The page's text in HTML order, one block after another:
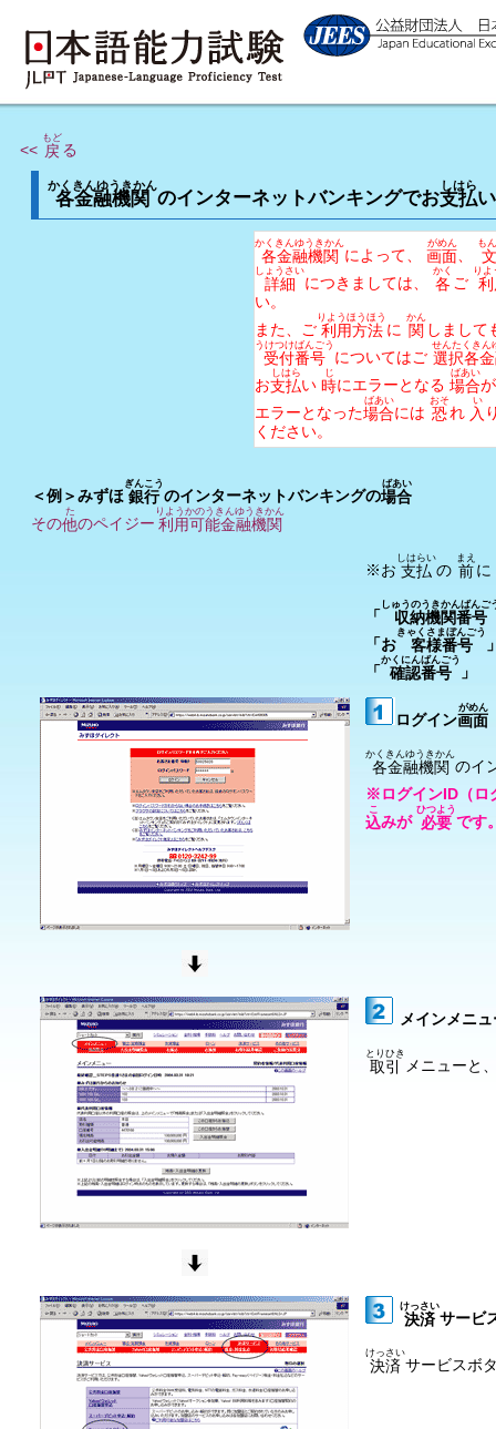
<< 戻
もど
る
各金融機関
かくきんゆうきかん
のインターネットバンキングでお支払
しはら
い
各金融機関
かくきんゆうきかん
によって、 画面
がめん も
詳細
しょうさい
につきましては、 各
かく
ご
り
い。
また、ご 利用方法
りようほうほう
に 関
かん
しまして
受付番号
うけつけばんごう
についてはご 選択各
せんたくきん
お支払
しはら
い 時
じ
にエラーとなる 場合
ばあい
エラーとなった場合
ばあい
には 恐
おそ
れ 入
い
ください。
＜例＞みずほ 銀行
ぎんこう
のインターネットバンキングの場合
ばあい
その他
た
のペイジー 利用可能金融機関
りようかのうきんゆうきかん
※お 支払
しはらい
の 前
まえ
に
「 収納機関番号
しゅうのうきかんばんご
「お 客様番号
きゃくさまぼんごう
「 確認番号
かくにんばんごう
」
ログイン画面
がめん
各金融機関
かくきんゆうきかん
のイ
※ログインID（ロ
込
こ
みが 必要
ひつよう
です
メインメニュ
取引
とりひき
メニューと
決済
けっさい
サービ
決済
けっさい
サービスボ